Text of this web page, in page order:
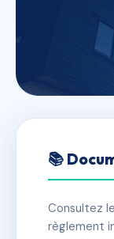
LES
✓ Immatriculée
📚
Consultez
règlement